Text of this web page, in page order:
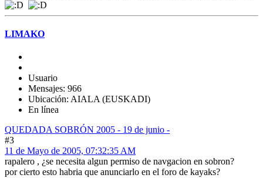
LIMAKO
Usuario
Mensajes: 966
Ubicación: AIALA (EUSKADI)
En línea
QUEDADA SOBRÓN 2005 - 19 de junio -
#3
11 de Mayo de 2005, 07:32:35 AM
rapalero , ¿se necesita algun permiso de navgacion en sobron?
por cierto esto habria que anunciarlo en el foro de kayaks?